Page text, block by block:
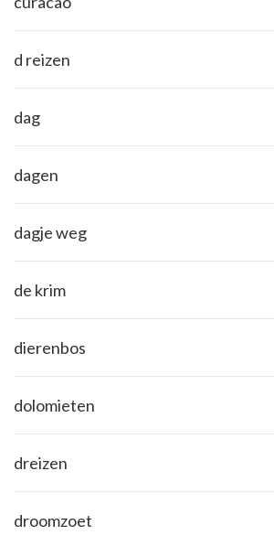
d reizen
dag
dagen
dagje weg
de krim
dierenbos
dolomieten
dreizen
droomzoet